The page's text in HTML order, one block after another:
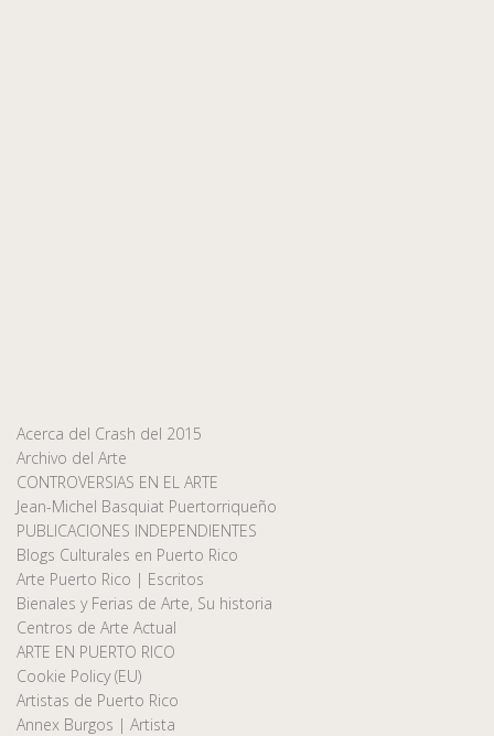
Acerca del Crash del 2015
Archivo del Arte
CONTROVERSIAS EN EL ARTE
Jean-Michel Basquiat Puertorriqueño
PUBLICACIONES INDEPENDIENTES
Blogs Culturales en Puerto Rico
Arte Puerto Rico | Escritos
Bienales y Ferias de Arte, Su historia
Centros de Arte Actual
ARTE EN PUERTO RICO
Cookie Policy (EU)
Artistas de Puerto Rico
Annex Burgos | Artista